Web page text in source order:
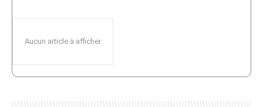
Aucun article à afficher